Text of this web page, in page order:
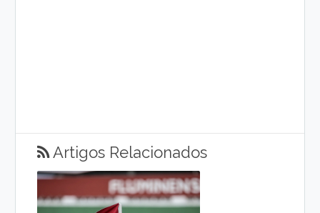
Artigos Relacionados